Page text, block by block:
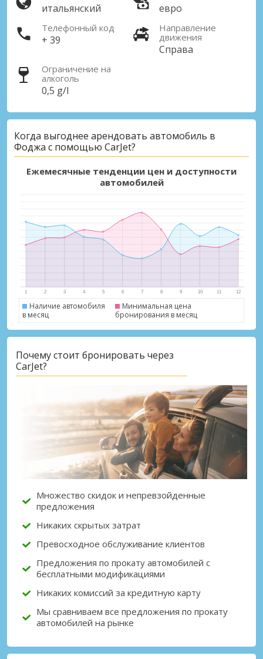
итальянский евро
Телефонный код
+ 39
Направление
движения
Справа
Ограничение на
алкоголь
0,5 g/l
Когда выгоднее арендовать автомобиль в
Фоджа с помощью CarJet?
Ежемесячные тенденции цен и доступности
автомобилей
Наличие автомобиля
в месяц
Минимальная цена
бронирования в месяц
Почему стоит бронировать через
CarJet?
Множество скидок и непревзойденные
предложения
Никаких скрытых затрат
Превосходное обслуживание клиентов
Предложения по прокату автомобилей с
бесплатными модификациями
Никаких комиссий за кредитную карту
Мы сравниваем все предложения по прокату
автомобилей на рынке
Лучшие сбережения
Получите доступ к эксклюзивным
Войти с помощью eLink